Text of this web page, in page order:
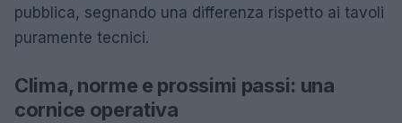
pubblica, segnando una differenza rispetto ai tavoli
puramente tecnici.
Clima, norme e prossimi passi: una
cornice operativa